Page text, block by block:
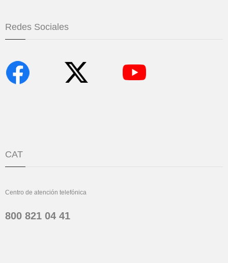
Redes Sociales
CAT
Centro de atención telefónica
800 821 04 41